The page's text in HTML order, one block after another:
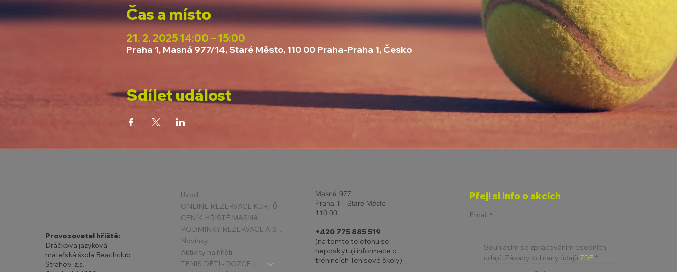
Čas a místo
21. 2. 2025 14:00 – 15:00
Praha 1, Masná 977/14, Staré Město, 110 00 Praha-Praha 1, Česko
Sdílet událost
Provozovatel hřiště:
Dráčkova jazyková
mateřská škola Beachclub
Strahov, z.s.
Úvod
ONLINE REZERVACE KURTŮ
CENÍK HŘIŠTĚ MASNÁ
PODMÍNKY REZERVACE A STORNA
Novinky
Aktivity na hřišti
TENIS DĚTI - ROZCESTNÍK
Masná 977
Praha 1 - Staré Město
110 00
+420 775 885 519
(na tomto telefonu se
neposkytují informace o
trénincích Tenisové školy)
Přeji si info o akcích
Email *
Souhlasím se zpracováním osobních
údajů. Zásady ochrany údajů ZDE *